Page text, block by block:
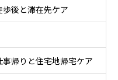
後と滞在先ケア
帰りと住宅地帰宅ケア